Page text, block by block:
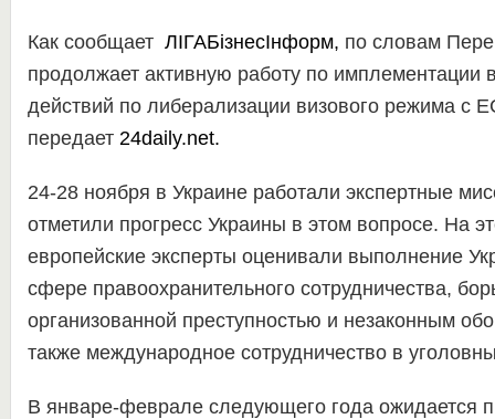
Как сообщает ЛІГАБізнесІнформ, по словам
продолжает активную работу по имплементации
действий по либерализации визового режима с
передает 24daily.net.
24-28 ноября в Украине работали экспертные
отметили прогресс Украины в этом вопросе. На
европейские эксперты оценивали выполнение
сфере правоохранительного сотрудничества,
организованной преступностью и незаконным
также международное сотрудничество в
В январе-феврале следующего года ожидается